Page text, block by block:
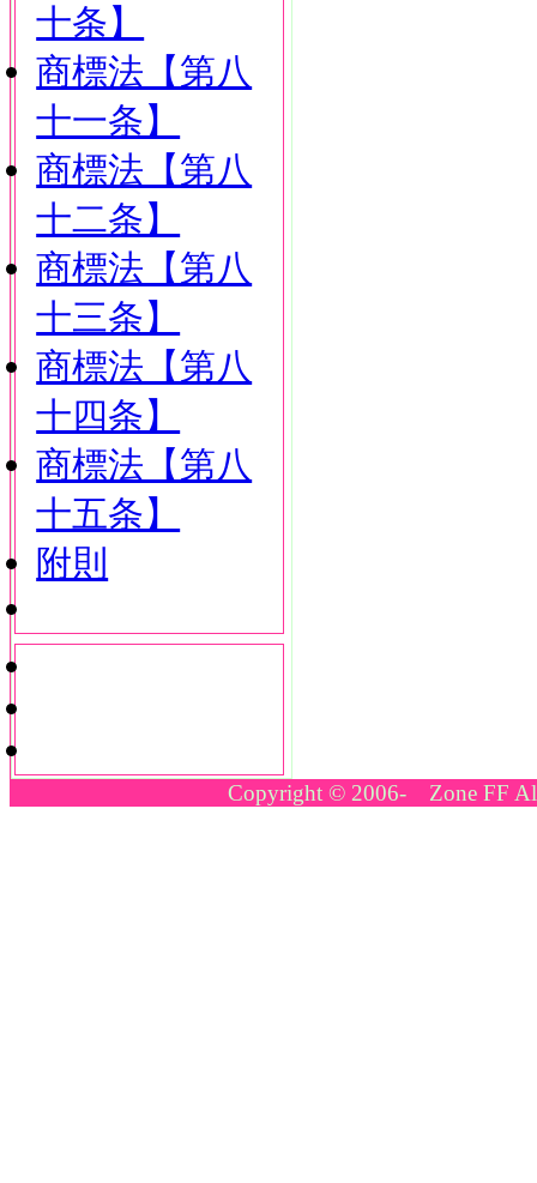
十条】
商標法【第八
十一条】
商標法【第八
十二条】
商標法【第八
十三条】
商標法【第八
十四条】
商標法【第八
十五条】
附則
Copyright © 2006- Zone FF All